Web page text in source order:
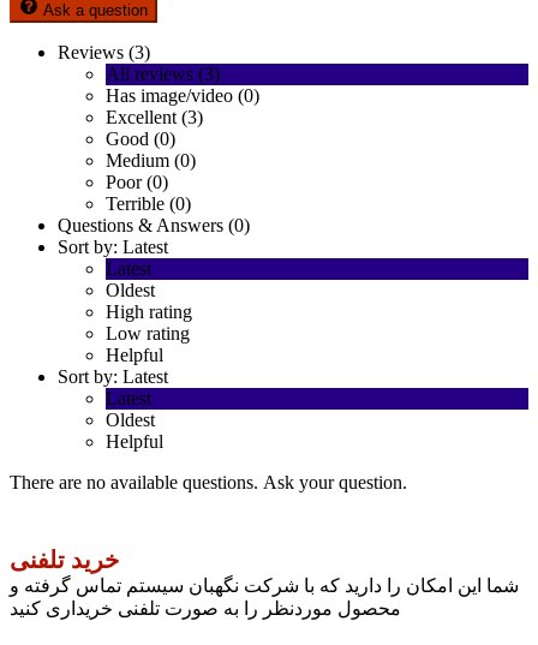
Ask a question
Reviews (3)
All reviews (3)
Has image/video (0)
Excellent (3)
Good (0)
Medium (0)
Poor (0)
Terrible (0)
Questions & Answers (0)
Sort by: Latest
Latest
Oldest
High rating
Low rating
Helpful
Sort by: Latest
Latest
Oldest
Helpful
There are no available questions. Ask your question.
خرید تلفنی
شما این امکان را دارید که با شرکت نگهبان سیستم تماس گرفته و
محصول موردنظر را به صورت تلفنی خریداری کنید